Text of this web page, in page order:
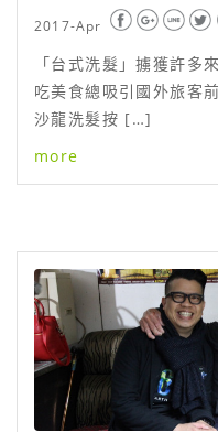
2017-Apr
「台式洗髮」擄獲許多
吃美食總吸引國外旅客
沙龍洗髮按 […]
more